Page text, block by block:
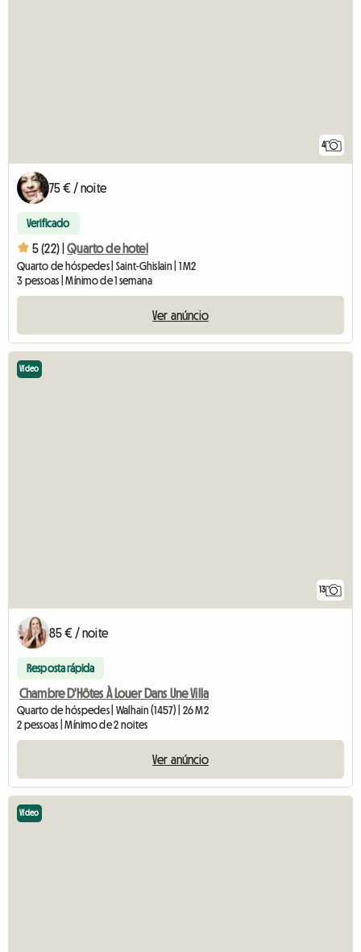
4
75 € / noite
Verificado
5 (22) | Quarto de hotel
Quarto de hóspedes | Saint-Ghislain | 1 M2
3 pessoas | Mínimo de 1 semana
Ver anúncio
13
Vídeo
85 € / noite
Resposta rápida
Chambre D'Hôtes À Louer Dans Une Villa
Quarto de hóspedes | Walhain (1457) | 26 M2
2 pessoas | Mínimo de 2 noites
Ver anúncio
Vídeo